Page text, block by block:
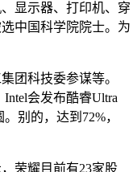
显示器、打印机、穿
中国科学院院士。为
科技委参谋等。
会发布酷睿Ultra
别的，达到72%，
荣耀目前有23家股